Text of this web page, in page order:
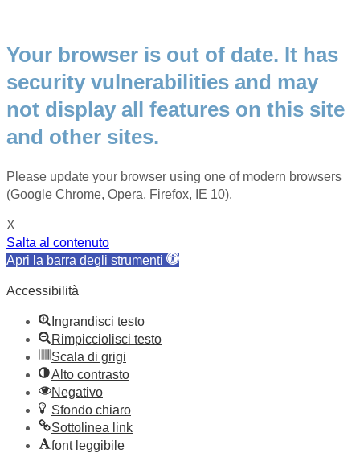
Your browser is out of date. It has
security vulnerabilities and may
not display all features on this site
and other sites.
Please update your browser using one of modern browsers
(Google Chrome, Opera, Firefox, IE 10).
X
Salta al contenuto
Apri la barra degli strumenti
Accessibilità
Ingrandisci testo
Rimpicciolisci testo
Scala di grigi
Alto contrasto
Negativo
Sfondo chiaro
Sottolinea link
font leggibile